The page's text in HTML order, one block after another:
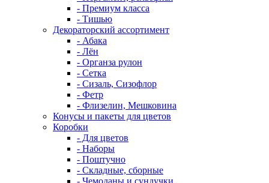
- Премиум класса
- Тишью
Декораторский ассортимент
- Абака
- Лён
- Органза рулон
- Сетка
- Сизаль, Сизофлор
- Фетр
- Флизелин, Мешковина
Конусы и пакеты для цветов
Коробки
- Для цветов
- Наборы
- Поштучно
- Складные, сборные
- Чемоданы и сундучки